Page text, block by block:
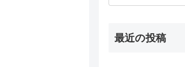
最近の投稿